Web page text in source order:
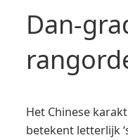
Dan-
Het Chinese
betekent letterlijk